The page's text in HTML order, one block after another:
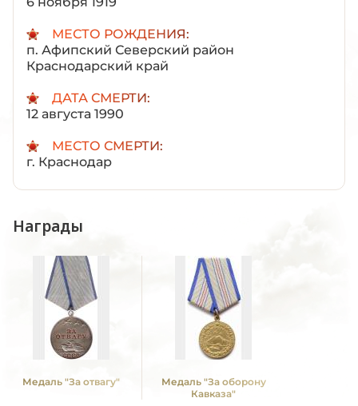
МЕСТО РОЖДЕНИЯ:
п. Афипский Северский район
Краснодарский край
ДАТА СМЕРТИ:
12 августа 1990
МЕСТО СМЕРТИ:
г. Краснодар
Награды
Медаль "За отвагу"
Медаль "За оборону
Кавказа"